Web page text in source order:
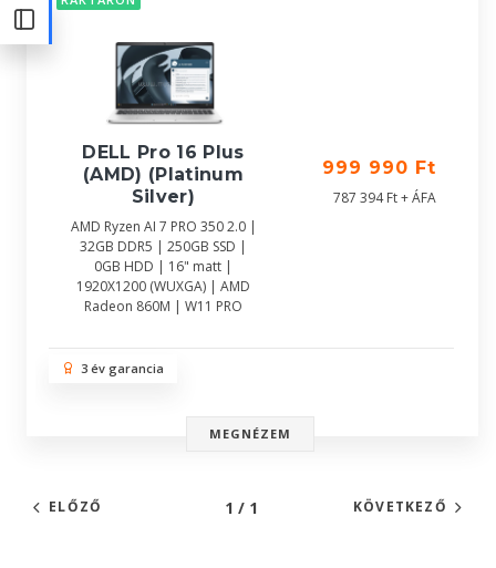
DELL Pro 16 Plus
(AMD) (Platinum
Silver)
AMD Ryzen AI 7 PRO 350 2.0 |
32GB DDR5 | 250GB SSD |
0GB HDD | 16" matt |
1920X1200 (WUXGA) | AMD
Radeon 860M | W11 PRO
999 990 Ft
787 394 Ft + ÁFA
3 év garancia
MEGNÉZEM
ELŐZŐ 1 / 1 KÖVETKEZŐ